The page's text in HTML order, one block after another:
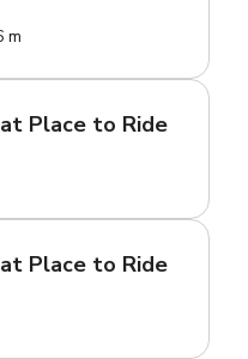
m
Place to Ride
Place to Ride